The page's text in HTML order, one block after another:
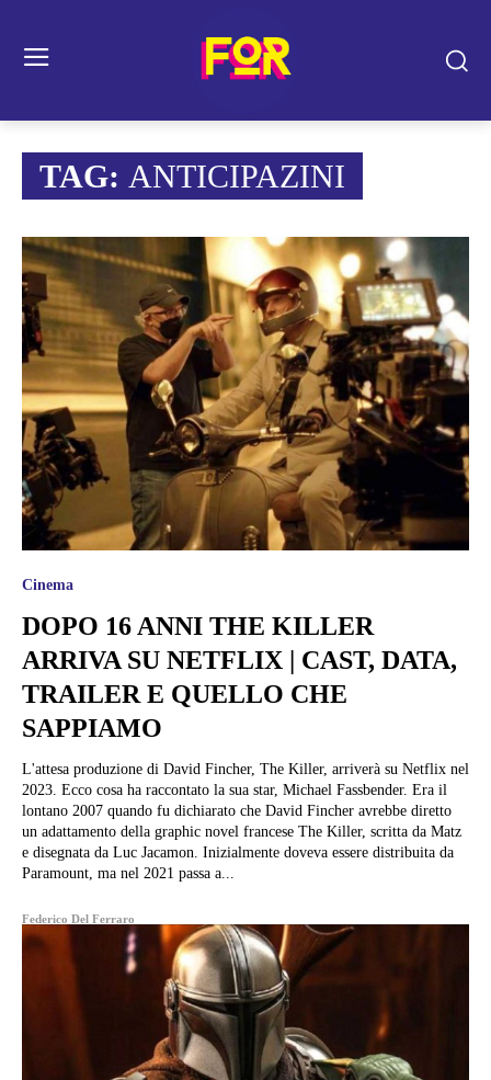
TAG: ANTICIPAZINI
Cinema
DOPO 16 ANNI THE KILLER
ARRIVA SU NETFLIX | CAST, DATA,
TRAILER E QUELLO CHE
SAPPIAMO
L'attesa produzione di David Fincher, The Killer, arriverà su Netflix nel
2023. Ecco cosa ha raccontato la sua star, Michael Fassbender. Era il
lontano 2007 quando fu dichiarato che David Fincher avrebbe diretto
un adattamento della graphic novel francese The Killer, scritta da Matz
e disegnata da Luc Jacamon. Inizialmente doveva essere distribuita da
Paramount, ma nel 2021 passa a...
Federico Del Ferraro